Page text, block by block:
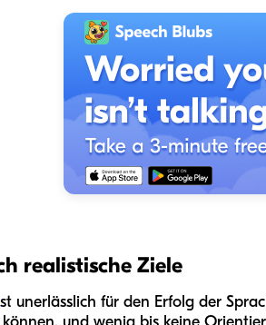
realistische Ziele
unerlässlich für den Erfolg der